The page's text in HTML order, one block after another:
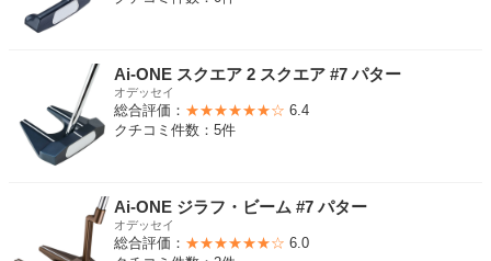
Ai-ONE スクエア 2 スクエア #7 パター
オデッセイ
総合評価： ★★★★★★☆ 6.4
クチコミ件数：5件
Ai-ONE ジラフ・ビーム #7 パター
オデッセイ
総合評価： ★★★★★★☆ 6.0